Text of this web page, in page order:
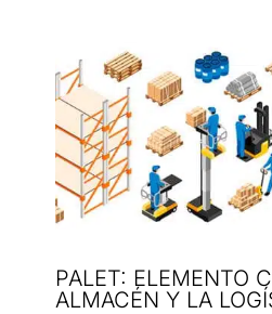
PALET: ELEMENTO
ALMACÉN Y LA